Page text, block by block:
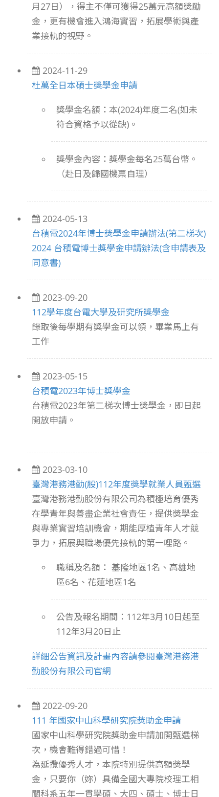
月27日）
，得主不僅可獲得25萬元高額獎勵
金，更有機會進入鴻海實習，拓展學術與產
業接軌的視野。
2024-11-29
杜萬全日本碩士獎學金申請
獎學金名額： 本(2024)年度二名(如未
符合資格予以從缺)。
獎學金內容： 獎學金每名25萬台幣。
（赴日及歸國機票自理）
2024-05-13
台積電2024年博士獎學金申請辦法(第二梯次)
2024 台積電博士獎學金申請辦法(含申請表及
同意書)
2023-09-20
112學年度台電大學及研究所獎學金
錄取後每學期有獎學金可以領，畢業馬上有
工作
2023-05-15
台積電2023年博士獎學金
台積電2023年第二梯次博士獎學金，即日起
開放申請。
2023-03-10
臺灣港務港勤(股)112年度獎學就業人員甄選
臺灣港務港勤股份有限公司為積極培育優秀
在學青年與善盡企業社會責任，提供獎學金
與專業實習培訓機會，期能厚植青年人才競
爭力，拓展與職場優先接軌的第㇐哩路。
職稱及名額： 基隆地區1名、高雄地
區6名、花蓮地區1名
公告及報名期間：112年3月10日起至
112年3月20日止
詳細公告資訊及計畫內容請參閱臺灣港務港
勤股份有限公司官網
2022-09-20
111 年國家中山科學研究院獎助金申請
國家中山科學研究院獎助金申請加開甄選梯
次，機會難得錯過可惜！
為延攬優秀人才，本院特別提供高額獎學
金，只要你（妳）具備全國大專院校理工相
關科系五年一貫學碩、大四、碩士、博士日